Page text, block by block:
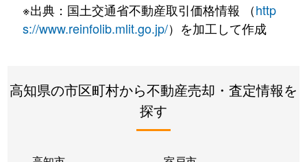
※出典：国土交通省不動産取引価格情報 （http
s://www.reinfolib.mlit.go.jp/）を加工して作成
高知県の市区町村から不動産売却・査定情報を
探す